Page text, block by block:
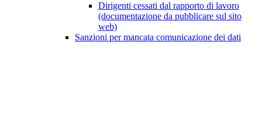
Dirigenti cessati dal rapporto di lavoro
(documentazione da pubblicare sul sito
web)
Sanzioni per mancata comunicazione dei dati